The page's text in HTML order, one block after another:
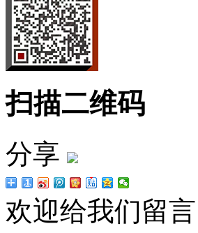
扫描二维码
分享
欢迎给我们留言